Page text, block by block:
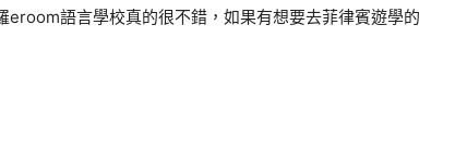
語言學校真的很不錯，如果有想要去菲律賓遊學的